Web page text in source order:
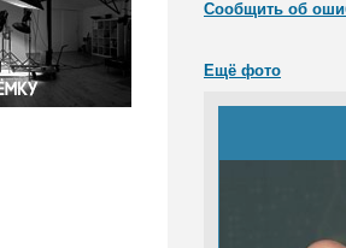
бизнес
Сообщить об
Ещё фото